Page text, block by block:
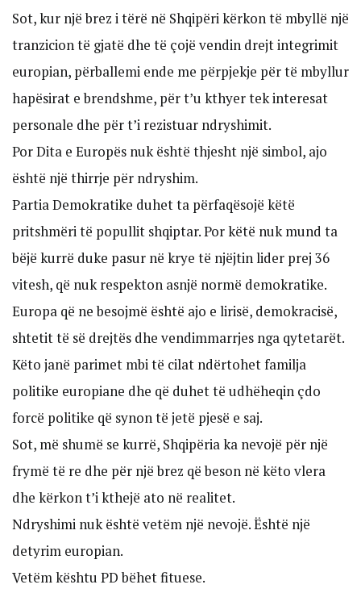
Sot, kur një brez i tërë në Shqipëri kërkon të mbyllë një
tranzicion të gjatë dhe të çojë vendin drejt integrimit
europian, përballemi ende me përpjekje për të mbyllur
hapësirat e brendshme, për t’u kthyer tek interesat
personale dhe për t’i rezistuar ndryshimit.
Por Dita e Europës nuk është thjesht një simbol, ajo
është një thirrje për ndryshim.
Partia Demokratike duhet ta përfaqësojë këtë
pritshmëri të popullit shqiptar. Por këtë nuk mund ta
bëjë kurrë duke pasur në krye të njëjtin lider prej 36
vitesh, që nuk respekton asnjë normë demokratike.
Europa që ne besojmë është ajo e lirisë, demokracisë,
shtetit të së drejtës dhe vendimmarrjes nga qytetarët.
Këto janë parimet mbi të cilat ndërtohet familja
politike europiane dhe që duhet të udhëheqin çdo
forcë politike që synon të jetë pjesë e saj.
Sot, më shumë se kurrë, Shqipëria ka nevojë për një
frymë të re dhe për një brez që beson në këto vlera
dhe kërkon t’i kthejë ato në realitet.
Ndryshimi nuk është vetëm një nevojë. Është një
detyrim europian.
Vetëm kështu PD bëhet fituese.